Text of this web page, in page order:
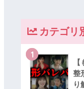
カテゴ
1
整
り